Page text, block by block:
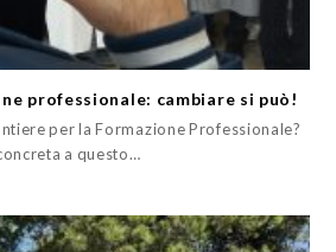
professionale: cambiare si può!
per la Formazione Professionale?
a questo…